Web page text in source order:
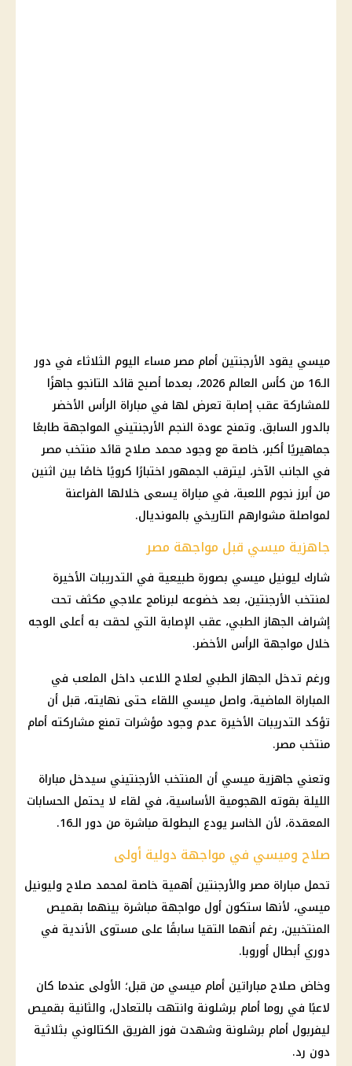
ميسي يقود الأرجنتين أمام مصر مساء اليوم الثلاثاء في دور
الـ16 من كأس العالم 2026، بعدما أصبح قائد التانجو جاهزًا
للمشاركة عقب إصابة تعرض لها في مباراة الرأس الأخضر
بالدور السابق. وتمنح عودة النجم الأرجنتيني المواجهة طابعًا
جماهيريًا أكبر، خاصة مع وجود محمد صلاح قائد منتخب مصر
في الجانب الآخر، ليترقب الجمهور اختبارًا كرويًا خاصًا بين اثنين
من أبرز نجوم اللعبة، في مباراة يسعى خلالها الفراعنة
لمواصلة مشوارهم التاريخي بالمونديال.
جاهزية ميسي قبل مواجهة مصر
شارك ليونيل ميسي بصورة طبيعية في التدريبات الأخيرة
لمنتخب الأرجنتين، بعد خضوعه لبرنامج علاجي مكثف تحت
إشراف الجهاز الطبي، عقب الإصابة التي لحقت به أعلى الوجه
خلال مواجهة الرأس الأخضر.
ورغم تدخل الجهاز الطبي لعلاج اللاعب داخل الملعب في
المباراة الماضية، واصل ميسي اللقاء حتى نهايته، قبل أن
تؤكد التدريبات الأخيرة عدم وجود مؤشرات تمنع مشاركته أمام
منتخب مصر.
وتعني جاهزية ميسي أن المنتخب الأرجنتيني سيدخل مباراة
الليلة بقوته الهجومية الأساسية، في لقاء لا يحتمل الحسابات
المعقدة، لأن الخاسر يودع البطولة مباشرة من دور الـ16.
صلاح وميسي في مواجهة دولية أولى
تحمل مباراة مصر والأرجنتين أهمية خاصة لمحمد صلاح وليونيل
ميسي، لأنها ستكون أول مواجهة مباشرة بينهما بقميص
المنتخبين، رغم أنهما التقيا سابقًا على مستوى الأندية في
دوري أبطال أوروبا.
وخاض صلاح مباراتين أمام ميسي من قبل؛ الأولى عندما كان
لاعبًا في روما أمام برشلونة وانتهت بالتعادل، والثانية بقميص
ليفربول أمام برشلونة وشهدت فوز الفريق الكتالوني بثلاثية
دون رد.